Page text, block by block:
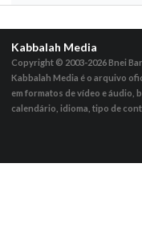
Kabbalah Media
Copyright © 2003-2026Bnei
Kabbalah Media é o arquivo
em formatos de vídeo e áudio,
calendário, idioma, tipo de